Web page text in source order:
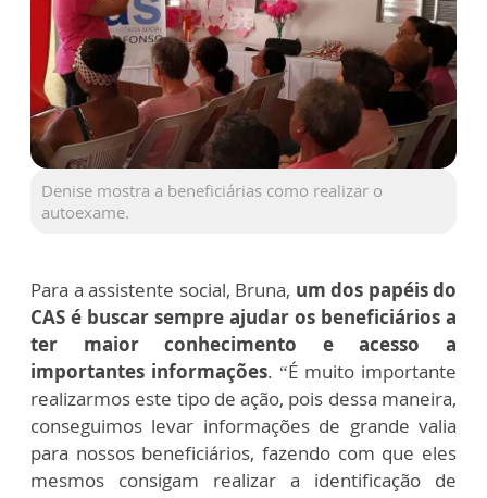
Denise mostra a beneficiárias como realizar o
autoexame.
Para a assistente social, Bruna, um dos papéis do
CAS é buscar sempre ajudar os beneficiários a
ter maior conhecimento e acesso a
importantes informações. “É muito importante
realizarmos este tipo de ação, pois dessa maneira,
conseguimos levar informações de grande valia
para nossos beneficiários, fazendo com que eles
mesmos consigam realizar a identificação de